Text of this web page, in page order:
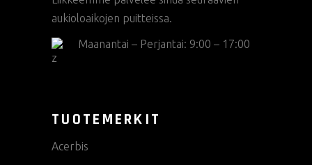
aukioloaikojen puitteissa.
Maanantai – Perjantai: 9:00 – 17:00
TUOTEMERKIT
Acerbis